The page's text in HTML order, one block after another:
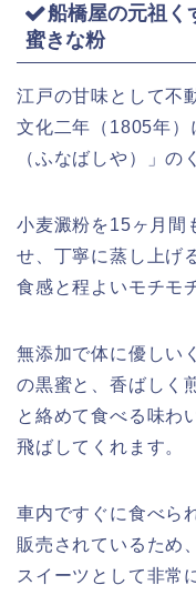
船橋屋の元祖く
蜜きな粉
江戸の甘味として不
文化二年（1805年）
（ふなばしや）」の
小麦澱粉を15ヶ月間
せ、丁寧に蒸し上げ
食感と程よいモチモ
無添加で体に優しい
の黒蜜と、香ばしく
と絡めて食べる味わ
飛ばしてくれます。
車内ですぐに食べら
販売されているため
スイーツとして非常